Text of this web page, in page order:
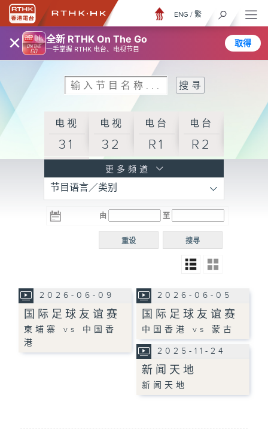
× 全新 RTHK On The Go
一手掌握 RTHK 电台、电视节目
取得
ENG / 繁
电视
31
电视
32
电台
R1
电台
R2
R3
电台 电台
R5
电台
普通
更多频道
节目语言／类别
由 至
搜寻
重设
2026-06-09
国际足球友谊赛
柬埔寨 vs 中国香
港
2026-06-05
国际足球友谊赛
中国香港 vs 蒙古
2025-11-24
新闻天地
新闻天地